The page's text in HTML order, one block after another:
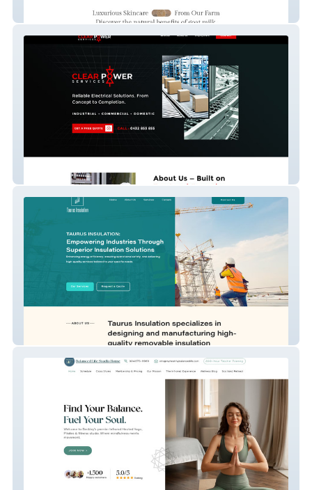
Bitterroot Trio Soap
Clear Power Services